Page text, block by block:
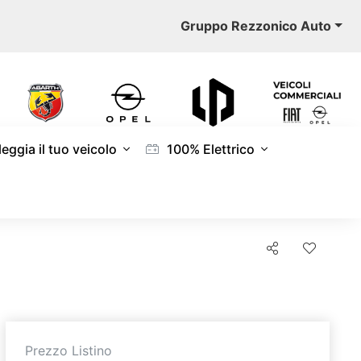
Gruppo Rezzonico Auto
il tuo veicolo 100% Elettrico
Prezzo Listino